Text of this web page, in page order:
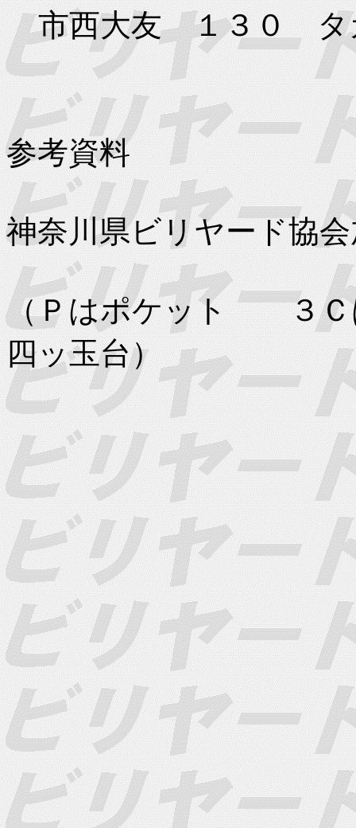
市西大友 １３０ タ
参考資料
神奈川県ビリヤード協
（Ｐはポケット ３
四ッ玉台）